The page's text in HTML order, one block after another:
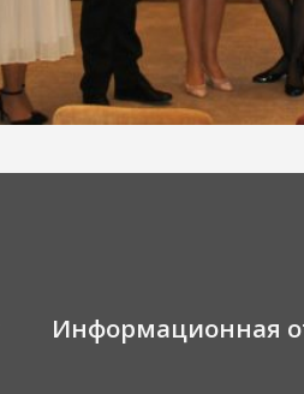
Информационная